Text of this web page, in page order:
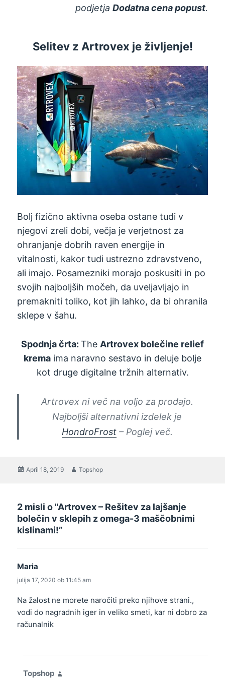
podjetja Dodatna cena popust.
Selitev z Artrovex je življenje!
Bolj fizično aktivna oseba ostane tudi v
njegovi zreli dobi, večja je verjetnost za
ohranjanje dobrih raven energije in
vitalnosti, kakor tudi ustrezno zdravstveno,
ali imajo. Posamezniki morajo poskusiti in po
svojih najboljših močeh, da uveljavljajo in
premakniti toliko, kot jih lahko, da bi ohranila
sklepe v šahu.
Spodnja črta: The Artrovex bolečine relief
krema ima naravno sestavo in deluje bolje
kot druge digitalne tržnih alternativ.
Artrovex ni več na voljo za prodajo.
Najboljši alternativni izdelek je
HondroFrost– Poglej več.
Objavljeno
April 18, 2019 Avtor
Topshop
2 misli o "Artrovex – Rešitev za lajšanje
bolečin v sklepih z omega-3 maščobnimi
kislinami!”
Maria
julija 17, 2020 ob 11:45 am
Na žalost ne morete naročiti preko njihove strani.,
vodi do nagradnih iger in veliko smeti, kar ni dobro za
računalnik
Topshop